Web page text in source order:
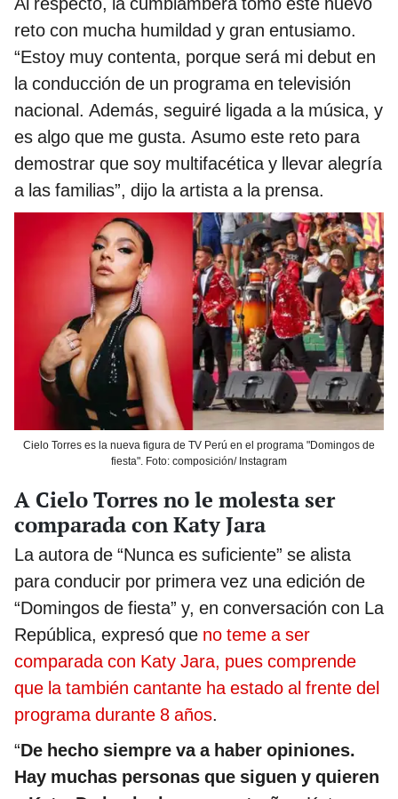
reto con mucha humildad y gran entusiamo.
“Estoy muy contenta, porque será mi debut en
la conducción de un programa en televisión
nacional. Además, seguiré ligada a la música, y
es algo que me gusta. Asumo este reto para
demostrar que soy multifacética y llevar alegría
a las familias”, dijo la artista a la prensa.
Cielo Torres es la nueva figura de TV Perú en el programa "Domingos de
fiesta". Foto: composición/ Instagram
A Cielo Torres no le molesta ser
comparada con Katy Jara
La autora de “Nunca es suficiente” se alista
para conducir por primera vez una edición de
“Domingos de fiesta” y, en conversación con La
República, expresó que no teme a ser
comparada con Katy Jara, pues comprende
que la también cantante ha estado al frente del
programa durante 8 años.
“De hecho siempre va a haber opiniones.
Hay muchas personas que siguen y quieren